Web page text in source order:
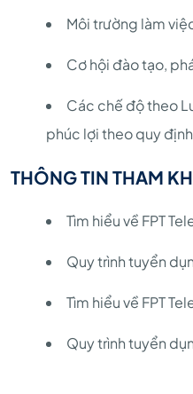
Môi trường làm
Cơ hội đào tạo,
Các chế độ theo
phúc lợi theo quy
THÔNG TIN THAM
Tìm hiểu về FPT
Quy trình tuyển
Tìm hiểu về FPT
Quy trình tuyển